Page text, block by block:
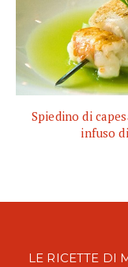
Spiedino di
infuso
LE RICETTE DI